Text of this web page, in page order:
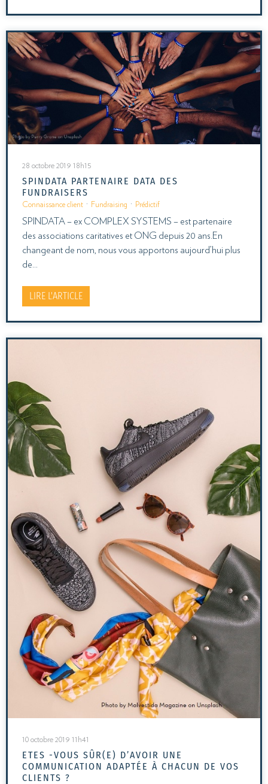
28 octobre 2019 18h15
SPINDATA PARTENAIRE DATA DES
FUNDRAISERS
Connaissance client · Fundraising · Prédictif
SPINDATA – ex COMPLEX SYSTEMS – est partenaire
des associations caritatives et ONG depuis 20 ans.En
changeant de nom, nous vous apportons aujourd’hui plus
de…
LIRE L'ARTICLE
10 octobre 2019 11h41
ETES -VOUS SÛR(E) D’AVOIR UNE
COMMUNICATION ADAPTÉE À CHACUN DE VOS
CLIENTS ?